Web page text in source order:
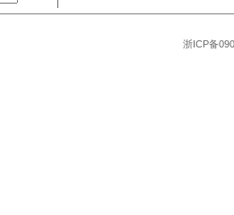
浙ICP备